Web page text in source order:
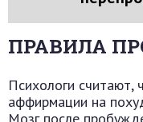
ПРАВИЛА
Психологи считают,
аффирмации на